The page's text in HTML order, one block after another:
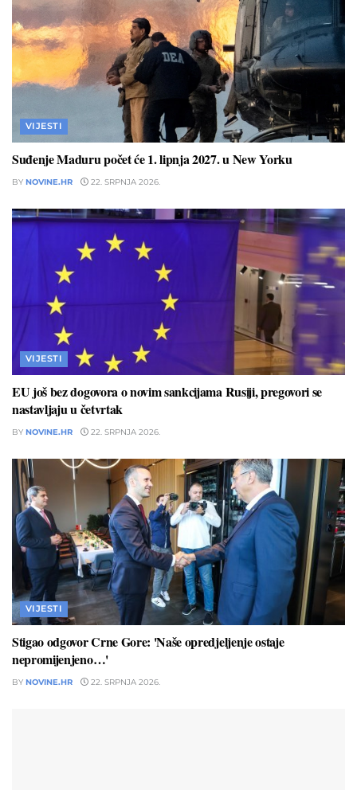
VIJESTI
Suđenje Maduru počet će 1. lipnja 2027. u New Yorku
BY NOVINE.HR 22. SRPNJA 2026.
VIJESTI
EU još bez dogovora o novim sankcijama Rusiji, pregovori se
nastavljaju u četvrtak
BY NOVINE.HR 22. SRPNJA 2026.
VIJESTI
Stigao odgovor Crne Gore: 'Naše opredjeljenje ostaje
nepromijenjeno…'
BY NOVINE.HR 22. SRPNJA 2026.